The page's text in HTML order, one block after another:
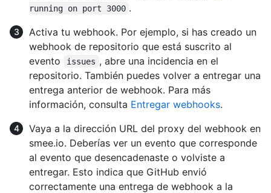
running on port 3000 .
Activa tu webhook. Por ejemplo, si has creado un
webhook de repositorio que está suscrito al
evento
issues , abre una incidencia en el
repositorio. También puedes volver a entregar una
entrega anterior de webhook. Para más
información, consulta Entregar webhooks.
Vaya a la dirección URL del proxy del webhook en
smee.io. Deberías ver un evento que corresponde
al evento que desencadenaste o volviste a
entregar. Esto indica que GitHub envió
correctamente una entrega de webhook a la